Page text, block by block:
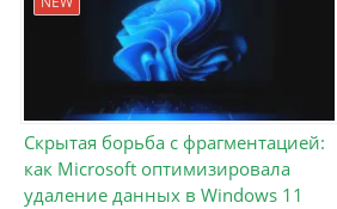
Скрытая борьба с фрагментацией:
как Microsoft оптимизировала
удаление данных в Windows 11